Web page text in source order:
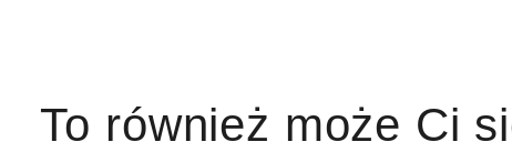
To również może Ci